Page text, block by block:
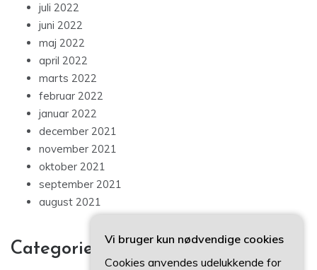
juli 2022
juni 2022
maj 2022
april 2022
marts 2022
februar 2022
januar 2022
december 2021
november 2021
oktober 2021
september 2021
august 2021
Categories
Vi bruger kun nødvendige cookies
Cookies anvendes udelukkende for